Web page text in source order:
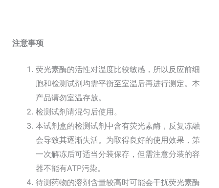
注意事项
荧光素酶的活性对温度比较敏感，所以反应前细
胞和检测试剂均需平衡至室温后再进行测定。本
产品请勿室温存放。
检测试剂请混匀后使用。
本试剂盒的检测试剂中含有荧光素酶，反复冻融
会导致其逐渐失活。为取得良好的使用效果，第
一次解冻后可适当分装保存，但需注意分装的容
器不能有ATP污染。
待测药物的溶剂含量较高时可能会干扰荧光素酶